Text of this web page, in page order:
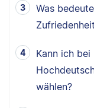
Was
Kann ich
wählen?